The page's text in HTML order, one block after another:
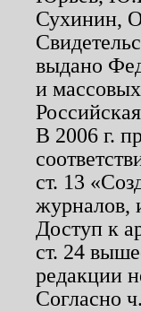
Сухинин,
выдано
и
В 2006 г.
ст. 13
журналов,
Доступ к
ст. 24
редакции
Согласно